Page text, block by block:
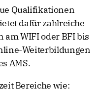
Qualifikationen
dafür zahlreiche
WIFI oder BFI bis
Weiterbildungen
AMS.
Bereiche wie: